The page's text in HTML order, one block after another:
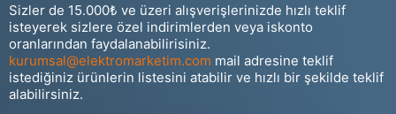
Sizler de 15.000₺ ve üzeri alışverişlerinizde hızlı teklif
isteyerek sizlere özel indirimlerden veya iskonto
oranlarından faydalanabilirisiniz.
kurumsal@elektromarketim.com mail adresine teklif
istediğiniz ürünlerin listesini atabilir ve hızlı bir şekilde teklif
alabilirsiniz.